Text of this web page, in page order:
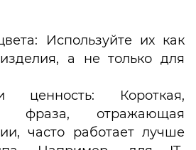
Используйте их как
а не только для
ценность: Короткая,
фраза, отражающая
часто работает лучше